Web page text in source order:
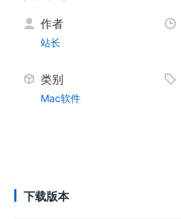
作者
站长
类别
Mac软件
下载版本